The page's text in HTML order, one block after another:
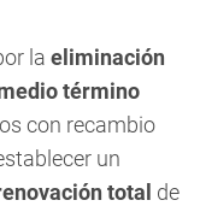
la eliminación
término
con recambio
un
total de